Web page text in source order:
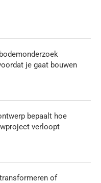
je gaat bouwen
bepaalt hoe
verloopt
of